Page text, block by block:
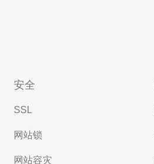
安全
SSL
网站锁
网站容灾